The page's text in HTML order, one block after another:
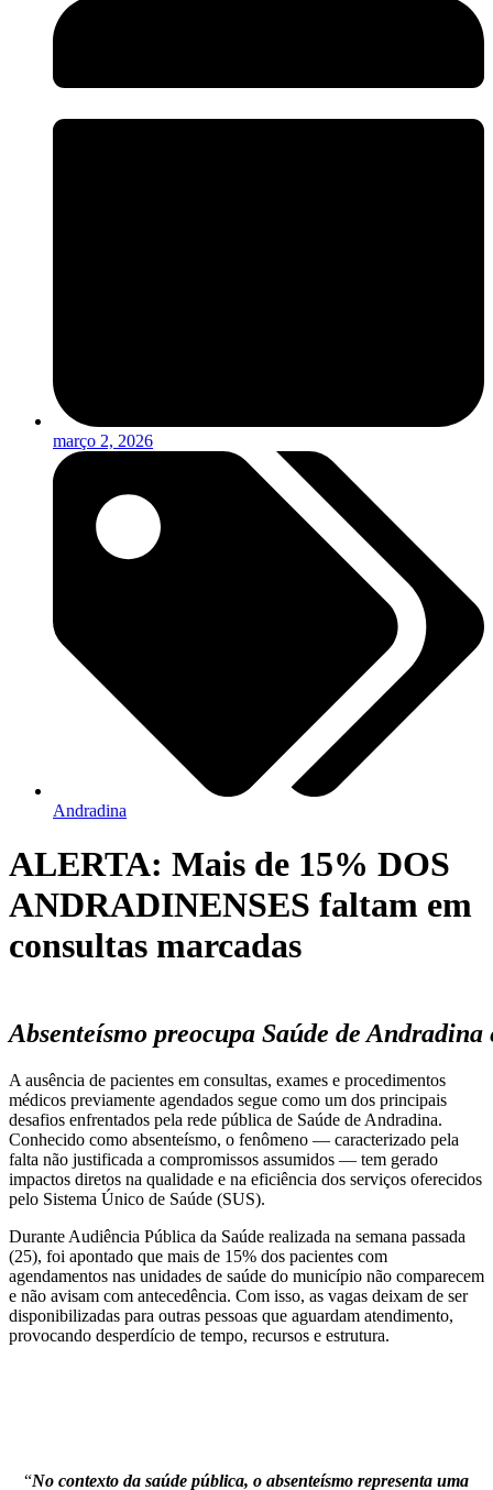
março 2, 2026
Andradina
ALERTA: Mais de 15% DOS
ANDRADINENSES faltam em
consultas marcadas
Absenteísmo preocupa Saúde de
A ausência de pacientes em consultas, exames e procedimentos
médicos previamente agendados segue como um dos principais
desafios enfrentados pela rede pública de Saúde de Andradina.
Conhecido como absenteísmo, o fenômeno — caracterizado pela
falta não justificada a compromissos assumidos — tem gerado
impactos diretos na qualidade e na eficiência dos serviços oferecidos
pelo Sistema Único de Saúde (SUS).
Durante Audiência Pública da Saúde realizada na semana passada
(25), foi apontado que mais de 15% dos pacientes com
agendamentos nas unidades de saúde do município não comparecem
e não avisam com antecedência. Com isso, as vagas deixam de ser
disponibilizadas para outras pessoas que aguardam atendimento,
provocando desperdício de tempo, recursos e estrutura.
“No contexto da saúde pública, o absenteísmo representa uma